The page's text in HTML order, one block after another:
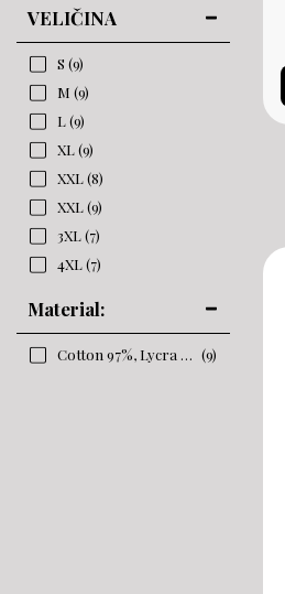
VELIČINA
S (9)
M (9)
L(9)
XL(9)
XXL(8)
XXL(9)
3XL(7)
4XL(7)
Material:
Cotton 97%, Lycra 3% (9)